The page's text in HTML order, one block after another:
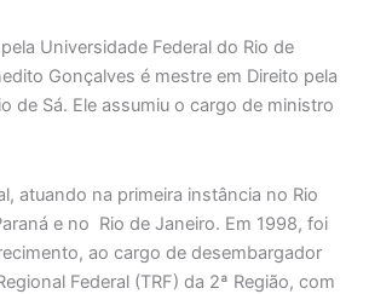
Universidade Federal do Rio de
Gonçalves é mestre em Direito pela
de Sá. Ele assumiu o cargo de ministro
atuando na primeira instância no Rio
e no Rio de Janeiro. Em 1998, foi
ao cargo de desembargador
Federal (TRF) da 2ª Região, com